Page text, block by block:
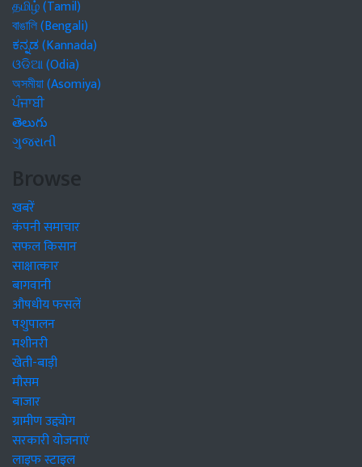
தமிழ் (Tamil)
বাঙালি (Bengali)
ಕನ್ನಡ (Kannada)
ଓଡିଆ (Odia)
অসমীয়া (Asomiya)
ਪੰਜਾਬੀ
తెలుగు
ગુજરાતી
Browse
खबरें
कंपनी समाचार
सफल किसान
साक्षात्कार
बागवानी
औषधीय फसलें
पशुपालन
मशीनरी
खेती-बाड़ी
मौसम
बाजार
ग्रामीण उद्द्योग
सरकारी योजनाएं
लाइफ स्टाइल